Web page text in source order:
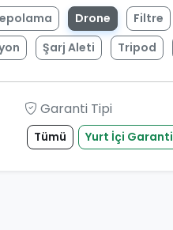
Drone Filtre
Şarj Aleti Tripod
Garanti Tipi
Tümü Yurt İçi Garanti